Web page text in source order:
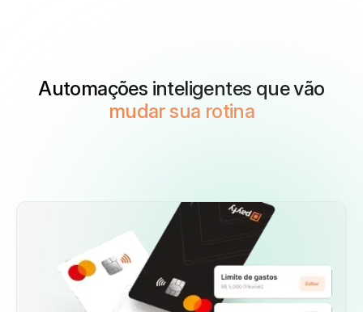
Automações inteligentes que vão
mudar sua rotina